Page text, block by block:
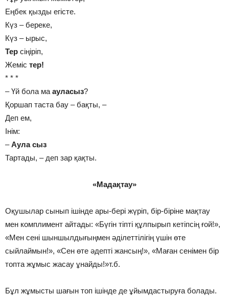
Еңбек қызды егісте.
Күз – береке,
Күз – ырыс,
Тер сіңіріп,
Жеміс тер!
* * *
– Үй бола ма ауласыз?
Қоршап таста бау – бақты, –
Деп ем,
Інім:
–Аула сыз
Тартады, – деп зар қақты.
«Мадақтау»
Оқушылар сынып ішінде ары-бері жүріп, бір-біріне мақтау
мен комплимент айтады: «Бүгін тіпті құлпырып кетіпсің ғой!»,
«Мен сені шыншылдығыңмен әділеттілігің үшін өте
сыйлаймын!», «Сен өте әдепті жансың!», «Маған сенімен бір
топта жұмыс жасау ұнайды!»т.б.
Бұл жұмысты шағын топ ішінде де ұйымдастыруға болады.